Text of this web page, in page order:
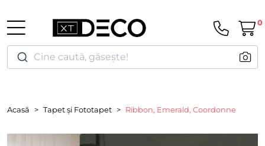
Cine caută, găsește!
0
Acasă Tapet și Fototapet Ribbon, Emerald, Coordonne